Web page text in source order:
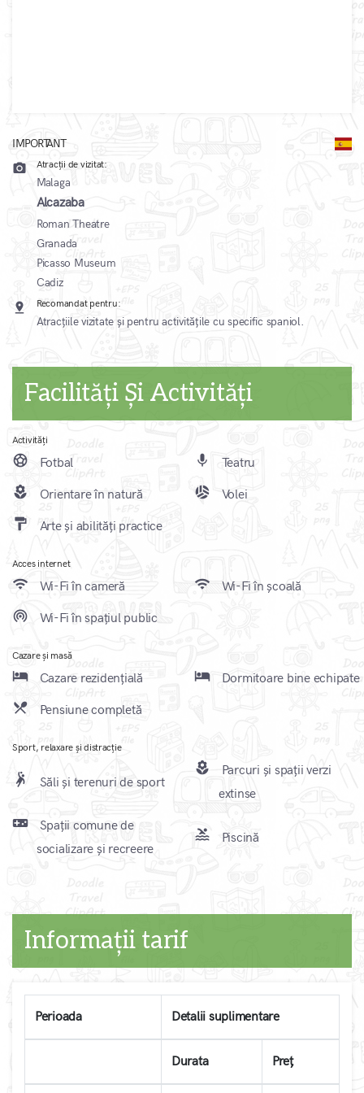
IMPORTANT
camera_alt Atracții de vizitat:
Malaga
Alcazaba
Roman Theatre
Granada
Picasso Museum
Cadiz
pin_drop Recomandat pentru:
Atracțiile vizitate și pentru activitățile cu specific spaniol.
Facilități Și Activități
Activități
sports_soccer Fotbal mic Teatru
local_florist Orientare în natură sports_volleyball Volei
format_paint Arte și abilități practice
Acces internet
wifi Wi-Fi în cameră wifi Wi-Fi în școală
wifi_tethering Wi-Fi în spațiul public
Cazare și masă
local_hotel Cazare rezidențială local_hotel Dormitoare bine echipate
local_dining Pensiune completă
Sport, relaxare și distracție
sports_handball Săli și terenuri de sport
local_florist
Parcuri și spații verzi
extinse
videogame_asset
Spații comune de
socializare și recreere
pool Piscină
Informații tarif
Perioada Detalii suplimentare
Durata Preț